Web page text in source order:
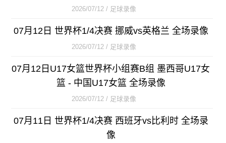
2026/07/12 / 足球录像
07月12日 世界杯1/4决赛 挪威vs英格兰 全场录像
2026/07/12 / 足球录像
07月12日U17女篮世界杯小组赛B组 墨西哥U17女
篮 - 中国U17女篮 全场录像
2026/07/12 / 足球录像
07月11日 世界杯1/4决赛 西班牙vs比利时 全场录
像